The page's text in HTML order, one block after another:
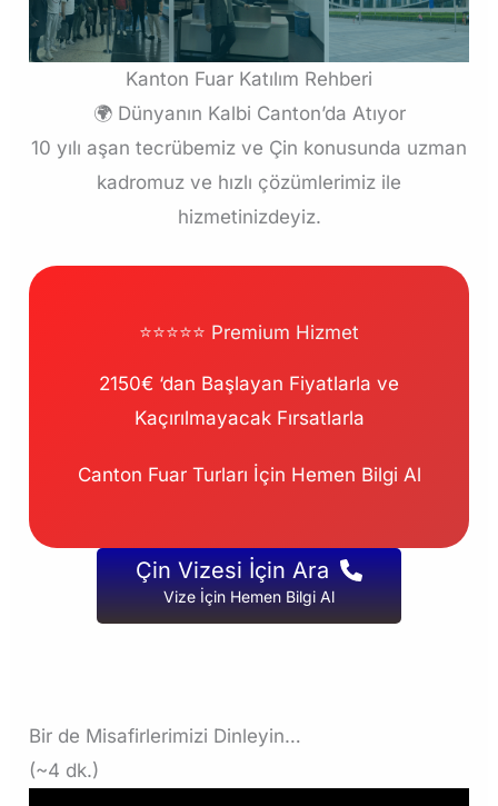
Kanton Fuar Katılım Rehberi
🌍 Dünyanın Kalbi Canton’da Atıyor
10 yılı aşan tecrübemiz ve Çin konusunda uzman
kadromuz ve hızlı çözümlerimiz ile
hizmetinizdeyiz.
⭐⭐⭐⭐⭐ Premium Hizmet
2150€ ‘dan Başlayan Fiyatlarla ve
Kaçırılmayacak Fırsatlarla
Canton Fuar Turları İçin Hemen Bilgi Al
Çin Vizesi İçin Ara
Vize İçin Hemen Bilgi Al
Bir de Misafirlerimizi Dinleyin…
(~4 dk.)